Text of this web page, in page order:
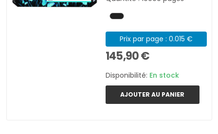
Prix par page : 0.015 €
145,90 €
Disponibilité: En stock
AJOUTER AU PANIER